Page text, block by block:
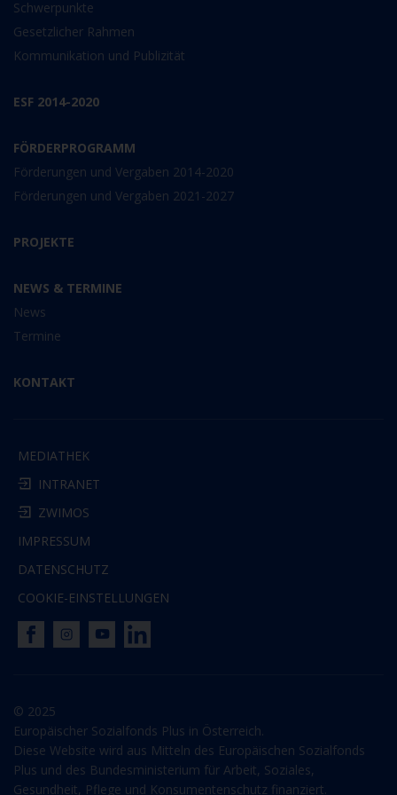
Schwerpunkte
Gesetzlicher Rahmen
Kommunikation und Publizität
ESF 2014-2020
FÖRDERPROGRAMM
Förderungen und Vergaben 2014-2020
Förderungen und Vergaben 2021-2027
PROJEKTE
NEWS & TERMINE
News
Termine
KONTAKT
MEDIATHEK
INTRANET
ZWIMOS
IMPRESSUM
DATENSCHUTZ
COOKIE-EINSTELLUNGEN
© 2025
Europäischer Sozialfonds Plus in Österreich.
Diese Website wird aus Mitteln des Europäischen Sozialfonds
Plus und des Bundesministerium für Arbeit, Soziales,
Gesundheit, Pflege und Konsumentenschutz finanziert.